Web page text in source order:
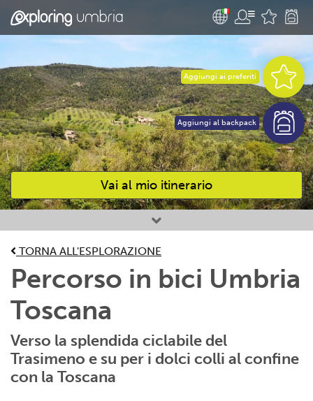
Vai al mio itinerario
Attività preferite
Aggiungi ai preferiti
Aggiungi al backpack
TORNA ALL'ESPLORAZIONE
Percorso in bici Umbria
Toscana
Verso la splendida ciclabile del
Trasimeno e su per i dolci colli al confine
con la Toscana